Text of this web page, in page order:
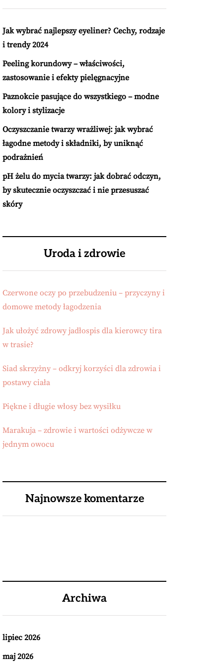
Jak wybrać najlepszy eyeliner? Cechy, rodzaje
i trendy 2024
Peeling korundowy – właściwości,
zastosowanie i efekty pielęgnacyjne
Paznokcie pasujące do wszystkiego – modne
kolory i stylizacje
Oczyszczanie twarzy wrażliwej: jak wybrać
łagodne metody i składniki, by uniknąć
podrażnień
pH żelu do mycia twarzy: jak dobrać odczyn,
by skutecznie oczyszczać i nie przesuszać
skóry
Uroda i zdrowie
Czerwone oczy po przebudzeniu – przyczyny i
domowe metody łagodzenia
Jak ułożyć zdrowy jadłospis dla kierowcy tira
w trasie?
Siad skrzyżny – odkryj korzyści dla zdrowia i
postawy ciała
Piękne i długie włosy bez wysiłku
Marakuja – zdrowie i wartości odżywcze w
jednym owocu
Najnowsze komentarze
Archiwa
lipiec 2026
maj 2026